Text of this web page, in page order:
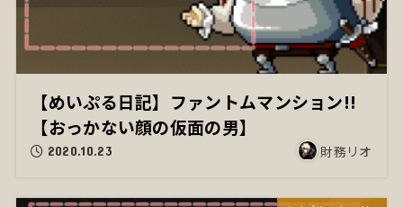
【めいぷる日記】ファントムマンション!!
【おっかない顔の仮面の男】
2020.10.23 財務リオ